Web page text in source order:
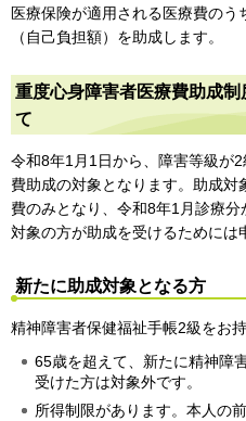
医療保険が適用される医療費の
（自己負担額）を助成します。
重度心身障害者医療費助成
て
令和8年1月1日から、障害等級が
費助成の対象となります。助成対
費のみとなり、令和8年1月診療分
対象の方が助成を受けるためには
新たに助成対象となる方
精神障害者保健福祉手帳2級をお
65歳を超えて、新たに精神障
受けた方は対象外です。
所得制限があります。本人の